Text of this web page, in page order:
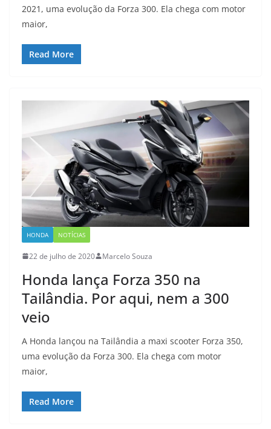
2021, uma evolução da Forza 300. Ela chega com motor
maior,
Read More
HONDA NOTÍCIAS
22 de julho de 2020 Marcelo Souza
Honda lança Forza 350 na
Tailândia. Por aqui, nem a 300
veio
A Honda lançou na Tailândia a maxi scooter Forza 350,
uma evolução da Forza 300. Ela chega com motor
maior,
Read More